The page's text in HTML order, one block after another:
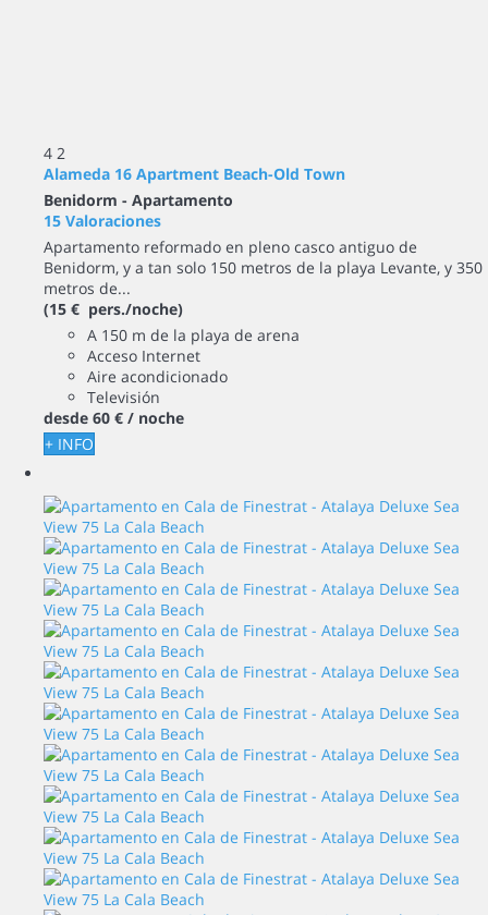
4 2
Alameda 16 Apartment Beach-Old Town
Benidorm - Apartamento
15 Valoraciones
Apartamento reformado en pleno casco antiguo de
Benidorm, y a tan solo 150 metros de la playa Levante, y 350
metros de...
(15 € pers./noche)
A 150 m de la playa de arena
Acceso Internet
Aire acondicionado
Televisión
desde 60 € / noche
+ INFO